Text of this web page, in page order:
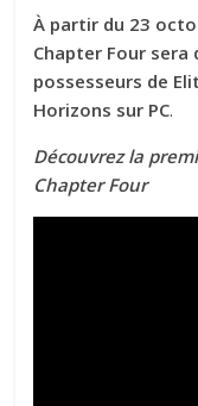
À partir du 23
Chapter Four
possesseurs de
Horizons sur PC.
Découvrez la
Chapter Four